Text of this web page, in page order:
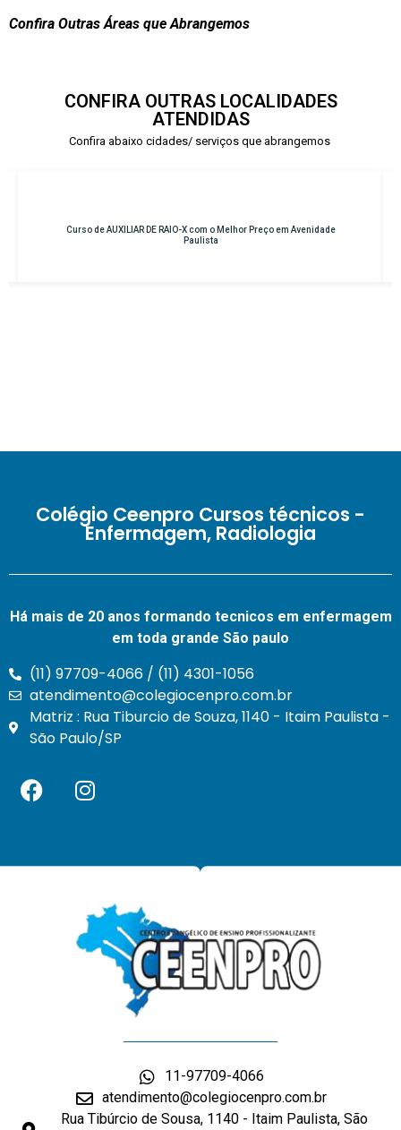
Confira Outras Áreas que Abrangemos
CONFIRA OUTRAS LOCALIDADES
ATENDIDAS
Confira abaixo cidades/ serviços que abrangemos
Curso de INSTRUMENTAÇÃO CIRÚRGICA com o Melhor Preço em
Osasco – Centro
Colégio Ceenpro Cursos técnicos -
Enfermagem, Radiologia
Há mais de 20 anos formando tecnicos em enfermagem
em toda grande São paulo
(11) 97709-4066 / (11) 4301-1056
atendimento@colegiocenpro.com.br
Matriz : Rua Tiburcio de Souza, 1140 - Itaim Paulista -
São Paulo/SP
11-97709-4066
atendimento@colegiocenpro.com.br
Rua Tibúrcio de Sousa, 1140 - Itaim Paulista, São